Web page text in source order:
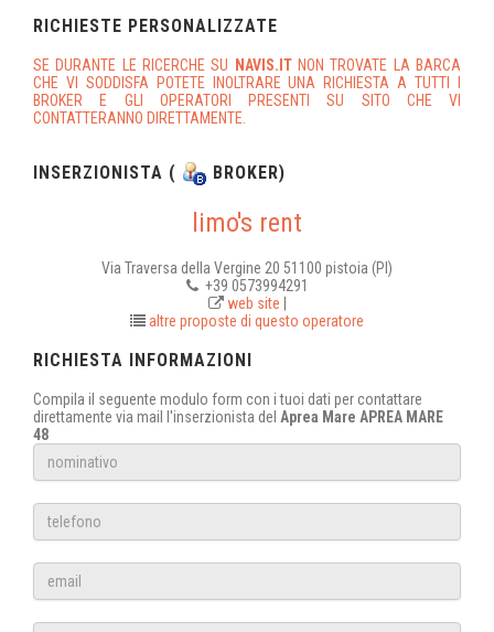
RICHIESTE PERSONALIZZATE
SE DURANTE LE RICERCHE SU NAVIS.IT NON TROVATE LA BARCA
CHE VI SODDISFA POTETE INOLTRARE UNA RICHIESTA A TUTTI I
BROKER E GLI OPERATORI PRESENTI SU SITO CHE VI
CONTATTERANNO DIRETTAMENTE.
INSERZIONISTA ( BROKER)
limo's rent
Via Traversa della Vergine 20 51100 pistoia (PI)
+39 0573994291
web site
altre proposte di questo operatore
RICHIESTA INFORMAZIONI
Compila il seguente modulo form con i tuoi dati per contattare
direttamente via mail l'inserzionista del Aprea Mare APREA MARE
48